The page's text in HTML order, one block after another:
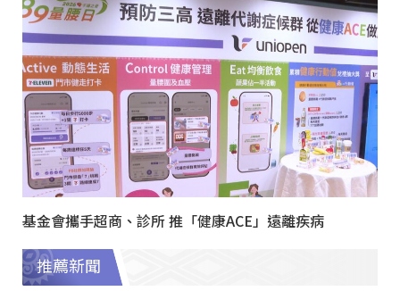
基金會攜手超商、診所 推「健康ACE」遠離疾病
推薦新聞